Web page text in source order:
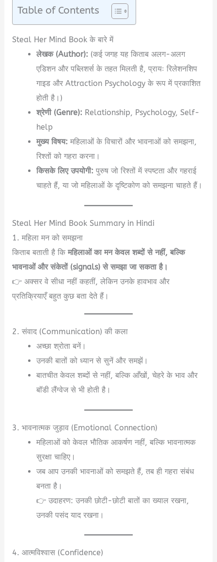
Table of Contents
Steal Her Mind Book के बारे में
लेखक (Author): (कई जगह यह किताब अलग-अलग
एडिशन और पब्लिशर्स के तहत मिलती है, प्रायः रिलेशनशिप
गाइड और Attraction Psychology के रूप में प्रकाशित
होती है।)
श्रेणी (Genre): Relationship, Psychology, Self-
help
मुख्य विषय: महिलाओं के विचारों और भावनाओं को समझना,
रिश्तों को गहरा करना।
किसके लिए उपयोगी: पुरुष जो रिश्तों में स्पष्टता और गहराई
चाहते हैं, या जो महिलाओं के दृष्टिकोण को समझना चाहते हैं।
Steal Her Mind Book Summary in Hindi
1. महिला मन को समझना
किताब बताती है किमहिलाओं का मन केवल शब्दों से नहीं, बल्कि
भावनाओं और संकेतों (signals) से समझा जा सकता है।
👉 अक्सर वे सीधा नहीं कहतीं, लेकिन उनके हावभाव और
प्रतिक्रियाएँ बहुत कुछ बता देते हैं।
2. संवाद (Communication) की कला
अच्छा श्रोता बनें।
उनकी बातों को ध्यान से सुनें और समझें।
बातचीत केवल शब्दों से नहीं, बल्कि आँखों, चेहरे के भाव और
बॉडी लैंग्वेज से भी होती है।
3. भावनात्मक जुड़ाव (Emotional Connection)
महिलाओं को केवल भौतिक आकर्षण नहीं, बल्कि भावनात्मक
सुरक्षा चाहिए।
जब आप उनकी भावनाओं को समझते हैं, तब ही गहरा संबंध
बनता है।
👉 उदाहरण: उनकी छोटी-छोटी बातों का ख्याल रखना,
उनकी पसंद याद रखना।
4. आत्मविश्वास (Confidence)